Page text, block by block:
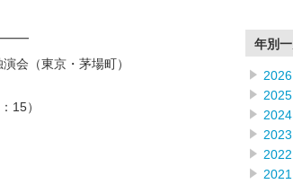
会（東京・茅場町）
15）
年別
2026
2025
2024
2023
2022
2021